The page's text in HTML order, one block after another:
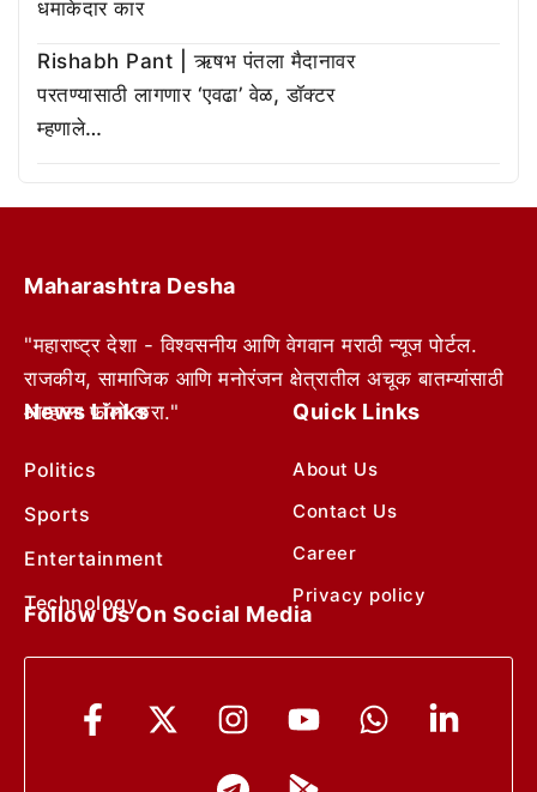
धमाकेदार कार
Rishabh Pant | ऋषभ पंतला मैदानावर
परतण्यासाठी लागणार ‘एवढा’ वेळ, डॉक्टर
म्हणाले…
Maharashtra Desha
"महाराष्ट्र देशा - विश्वसनीय आणि वेगवान मराठी न्यूज पोर्टल.
राजकीय, सामाजिक आणि मनोरंजन क्षेत्रातील अचूक बातम्यांसाठी
आम्हाला फॉलो करा."
News Links
Politics
Sports
Entertainment
Technology
Quick Links
About Us
Contact Us
Career
Privacy policy
Follow Us On Social Media